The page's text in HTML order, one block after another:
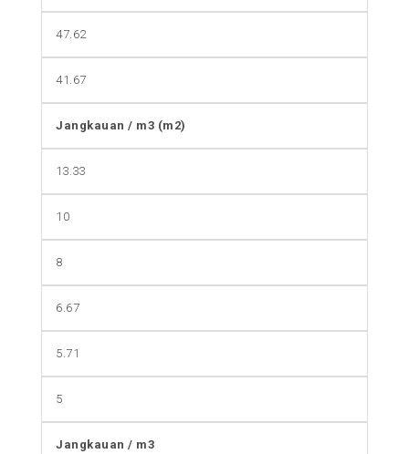
47.62
41.67
Jangkauan / m3 (m2)
13.33
10
8
6.67
5.71
5
Jangkauan / m3